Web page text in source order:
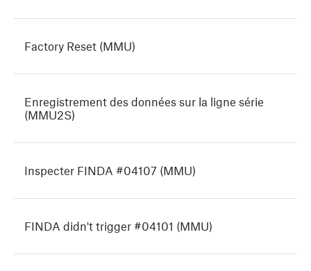
Factory Reset (MMU)
Enregistrement des données sur la ligne série
(MMU2S)
Inspecter FINDA #04107 (MMU)
FINDA didn't trigger #04101 (MMU)